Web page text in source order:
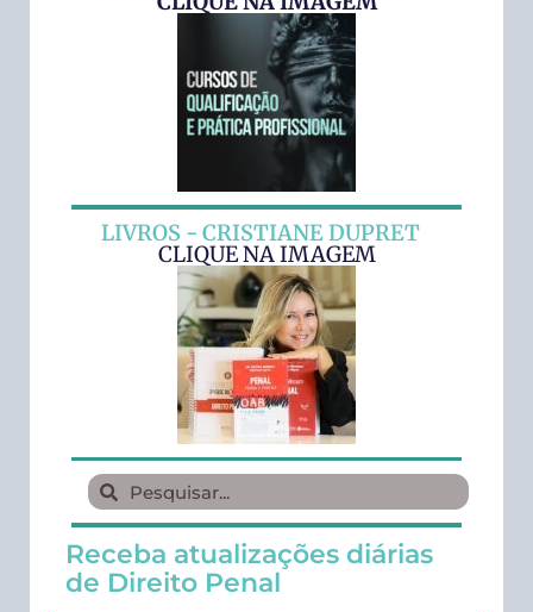
LIVROS - CRISTIANE DUPRET
CLIQUE NA IMAGEM
Receba atualizações diárias
de Direito Penal